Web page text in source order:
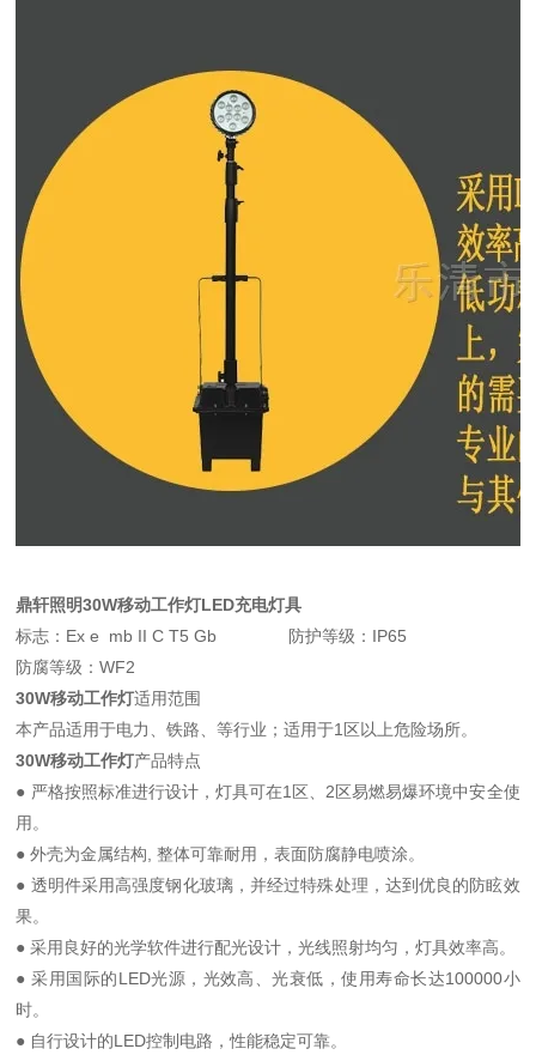
鼎轩照明30W移动工作灯LED充电灯具
标志：Ex e mb II C T5 Gb 防护等级：IP65
防腐等级：WF2
30W移动工作灯适用范围
本产品适用于电力、铁路、等行业；适用于1区以上危险场所。
30W移动工作灯产品特点
● 严格按照标准进行设计，灯具可在1区、2区易燃易爆环境中安全使
用。
● 外壳为金属结构, 整体可靠耐用，表面防腐静电喷涂。
● 透明件采用高强度钢化玻璃，并经过特殊处理，达到优良的防眩效
果。
● 采用良好的光学软件进行配光设计，光线照射均匀，灯具效率高。
● 采用国际的LED光源，光效高、光衰低，使用寿命长达100000小
时。
● 自行设计的LED控制电路，性能稳定可靠。